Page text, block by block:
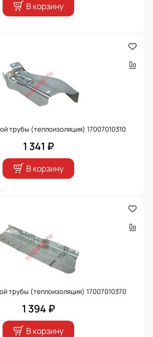
В корзину
трубы (теплоизоляция) 17007010310
1 341 ₽
В корзину
трубы (теплоизоляция) 17007010370
1 394 ₽
В корзину